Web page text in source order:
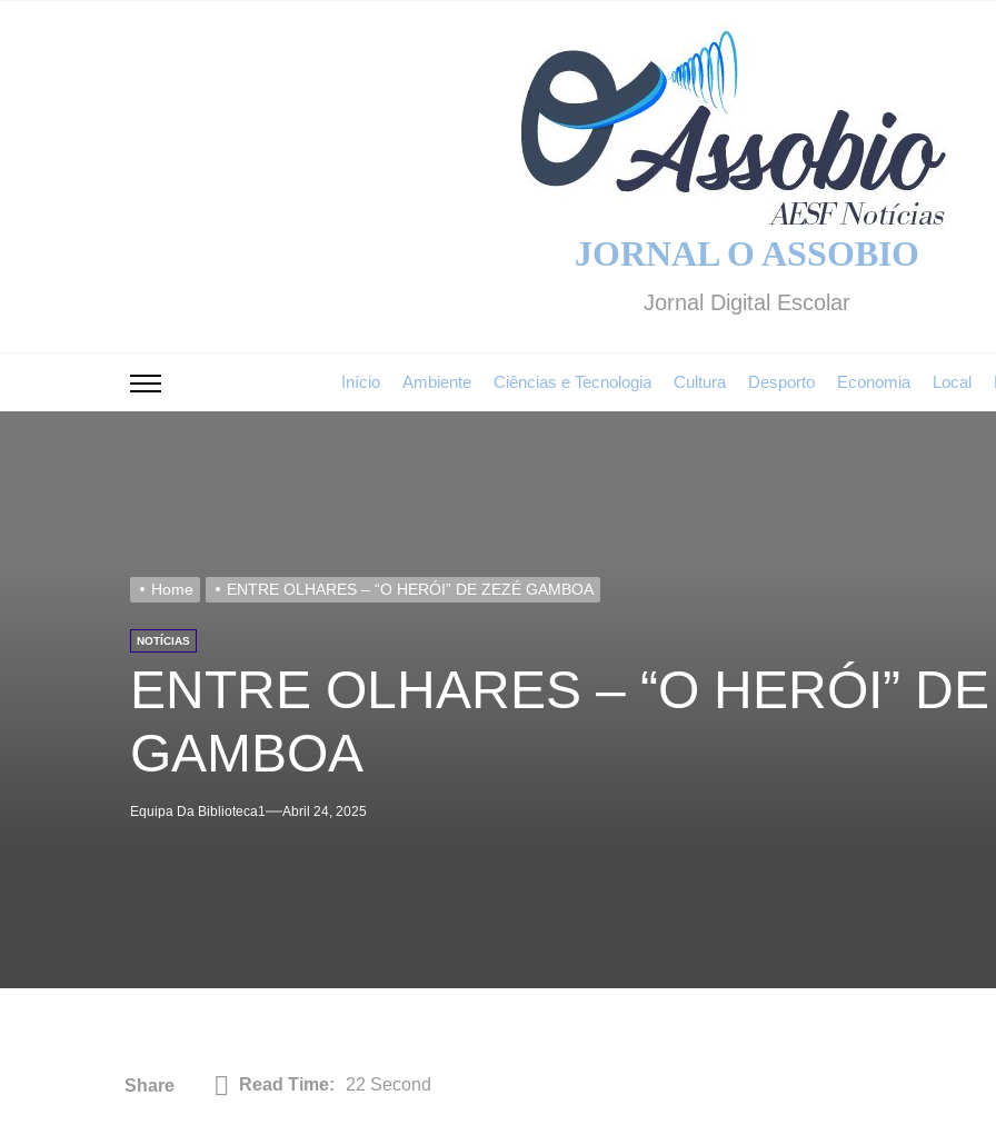
JORNAL O ASSOBIO
Jornal Digital Escolar
Início Ambiente Ciências e Tecnologia Cultura Desporto Economia Local
Home ENTRE OLHARES – “O HERÓI” DE ZEZÉ GAMBOA
NOTÍCIAS
ENTRE OLHARES – “O HERÓI”
GAMBOA
Equipa Da Biblioteca1 Abril 24, 2025
Share Read Time: 22 Second